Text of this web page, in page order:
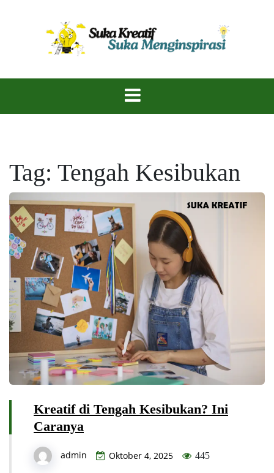
Suka Kreatif
Tag: Tengah Kesibukan
Kreatif di Tengah Kesibukan? Ini
Caranya
admin Oktober 4, 2025 445